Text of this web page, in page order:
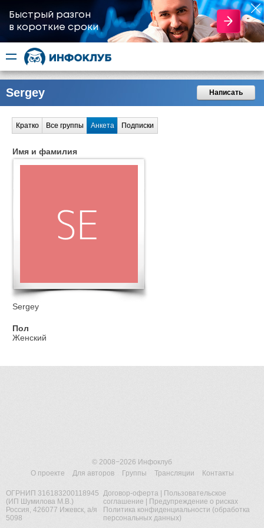
Быстрый разгон
​в короткие сроки
Sergey Написать
Кратко Все группы Анкета Подписки
Имя и фамилия
Sergey
Пол
Женский
© 2008−2026 Инфоклуб
О проекте
Для авторов Группы Трансляции Контакты
ОГРНИП 316183200118945
(ИП Шумилова М.В.)
Россия, 426077 Ижевск, а/я
5098
Договор-оферта|
Пользовательское
соглашение
Предупреждение о рисках
Политика конфиденциальности (обработка
персональных данных)